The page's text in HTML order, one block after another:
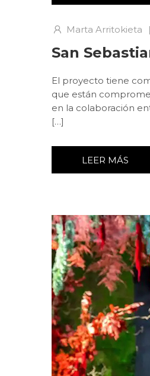
Marta Arritokieta |
San
El proyecto tiene
que están
en la colaboración
[…]
LEER MÁS